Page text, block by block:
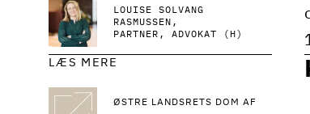
LOUISE SOLVANG
RASMUSSEN
PARTNER, ADVOKAT (H)
LÆS MERE
ØSTRE LANDSRETS DOM AF